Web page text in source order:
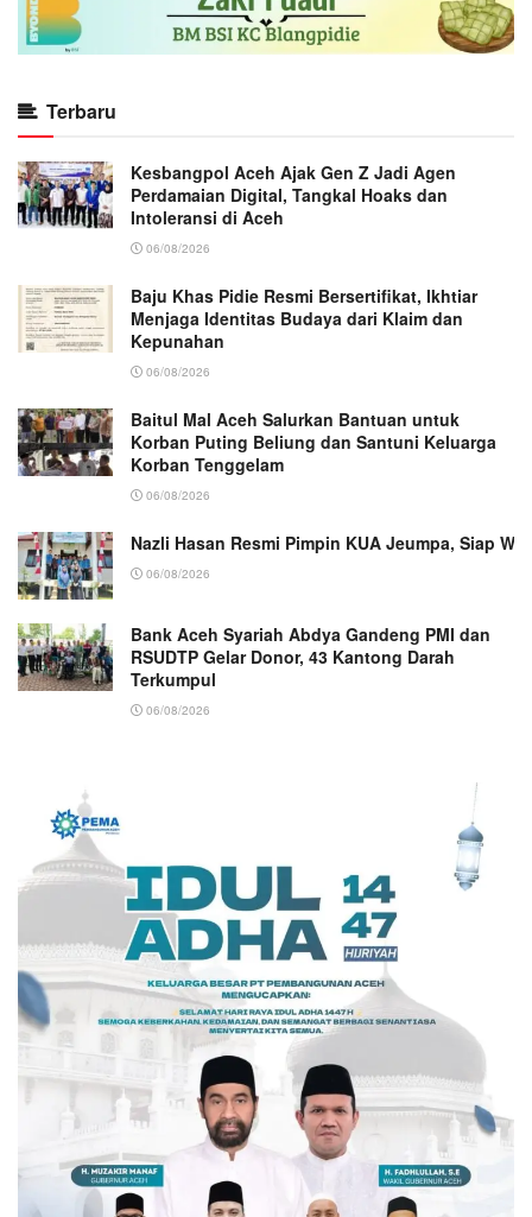
Terbaru
Kesbangpol Aceh Ajak Gen Z Jadi Agen
Perdamaian Digital, Tangkal Hoaks dan
Intoleransi di Aceh
06/08/2026
Baju Khas Pidie Resmi Bersertifikat, Ikhtiar
Menjaga Identitas Budaya dari Klaim dan
Kepunahan
06/08/2026
Baitul Mal Aceh Salurkan Bantuan untuk
Korban Puting Beliung dan Santuni Keluarga
Korban Tenggelam
06/08/2026
Nazli Hasan Resmi Pimpin KUA Jeumpa, Siap
06/08/2026
Bank Aceh Syariah Abdya Gandeng PMI dan
RSUDTP Gelar Donor, 43 Kantong Darah
Terkumpul
06/08/2026